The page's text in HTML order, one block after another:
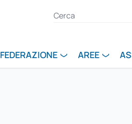
FEDERAZIONE AREE